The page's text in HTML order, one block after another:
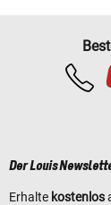
Der Louis
Erhalte kostenlos